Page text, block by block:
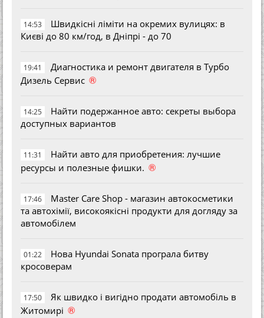
14:53
Швидкісні ліміти на окремих вулицях: в
Києві до 80 км/год, в Дніпрі - до 70
19:41
Диагностика и ремонт двигателя в Турбо
Дизель Сервис ®
14:25
Найти подержанное авто: секреты выбора
доступных вариантов
11:31
Найти авто для приобретения: лучшие
ресурсы и полезные фишки. ®
17:46
Master Care Shop - магазин автокосметики
та автохімії, високоякісні продукти для догляду за
автомобілем
01:22
Нова Hyundai Sonata програла битву
кросоверам
17:50
Як швидко і вигідно продати автомобіль в
Житомирі ®